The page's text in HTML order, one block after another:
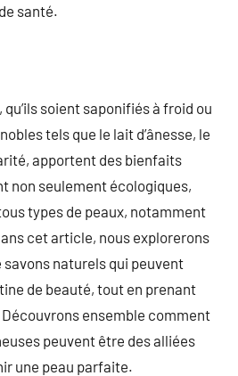
santé.
soient saponifiés à froid ou
tels que le lait d’ânesse, le
apportent des bienfaits
non seulement écologiques,
types de peaux, notamment
cet article, nous explorerons
naturels qui peuvent
de beauté, tout en prenant
ensemble comment
peuvent être des alliées
une peau parfaite.